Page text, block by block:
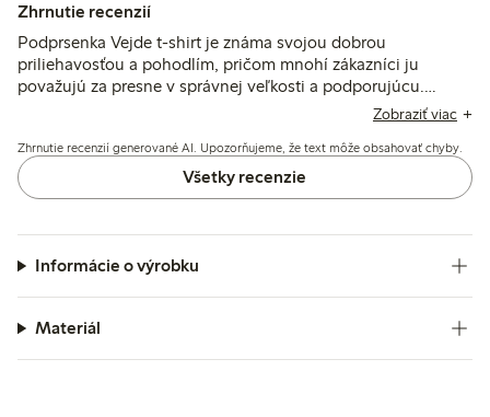
Zhrnutie recenzií
Podprsenka Vejde t-shirt je známa svojou dobrou
priliehavosťou a pohodlím, pričom mnohí zákazníci ju
považujú za presne v správnej veľkosti a podporujúcu.
Materiál je opísaný ako mäkký a kvalitný, aj keď niektorí
úpravy a širší pás by mohol zvýšiť pohodlie. Celkovo je
dobre prijímaná na každodenné nosenie.
Zobraziť viac
Zhrnutie recenzií generované AI. Upozorňujeme, že text môže obsahovať chyby.
Všetky recenzie
Informácie o výrobku
Materiál